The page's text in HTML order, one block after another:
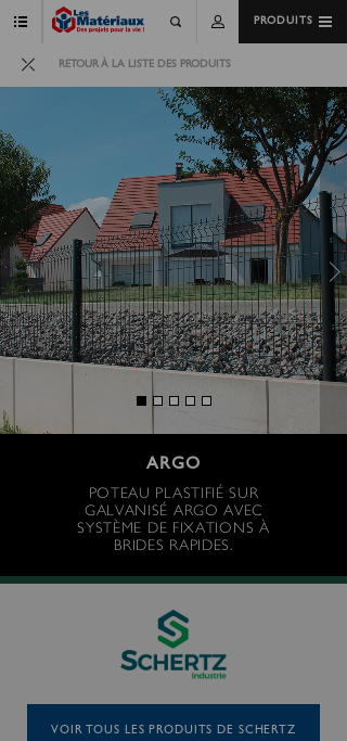
PRODUITS
RETOUR À LA LISTE DES PRODUITS
ARGO
POTEAU PLASTIFIÉ SUR
GALVANISÉ ARGO AVEC
SYSTÈME DE FIXATIONS À
BRIDES RAPIDES.
VOIR TOUS LES PRODUITS DE SCHERTZ